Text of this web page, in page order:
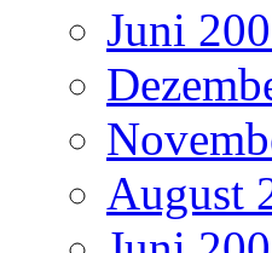
Juni
August